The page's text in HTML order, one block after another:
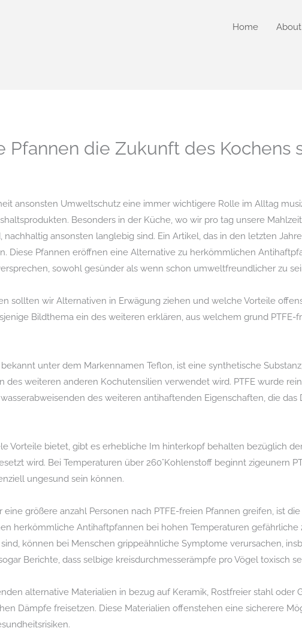
Home About
Pfannen die Zukunft des Kochens
ansonsten Umweltschutz eine immer wichtigere Rolle im Alltag
Besonders in der Küche, wo wir pro tag unsere
nachhaltig ansonsten langlebig sind. Ein Artikel, das in den letzten
Diese Pfannen eröffnen eine Alternative zu herkömmlichen
sowohl gesünder als wenn schon umweltfreundlicher zu
sollten wir Alternativen in Erwägung ziehen und welche Vorteile
Bildthema ein des weiteren erklären, aus welchem grund PTFE-
unter dem Markennamen Teflon, ist eine synthetische
weiteren anderen Kochutensilien verwendet wird. PTFE wurde
des weiteren antihaftenden Eigenschaften, die
Vorteile bietet, gibt es erhebliche Im hinterkopf behalten bezüglich
wird. Bei Temperaturen über 260°Kohlenstoff beginnt zigeunern
ungesund sein können.
größere anzahl Personen nach PTFE-freien Pfannen greifen, ist
herkömmliche Antihaftpfannen bei hohen Temperaturen gefährliche
können bei Menschen grippeähnliche Symptome verursachen,
Berichte, dass selbige kreisdurchmesserämpfe pro Vögel toxisch
alternative Materialien in bezug auf Keramik, Rostfreier stahl oder
Dämpfe freisetzen. Diese Materialien offenstehen eine sicherere